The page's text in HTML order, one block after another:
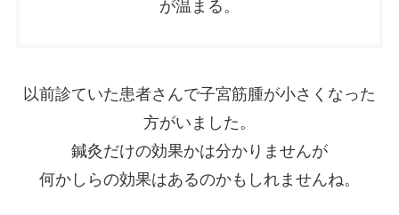
が温まる。
以前診ていた患者さんで子宮筋腫が小さくなった
方がいました。
鍼灸だけの効果かは分かりませんが
何かしらの効果はあるのかもしれませんね。